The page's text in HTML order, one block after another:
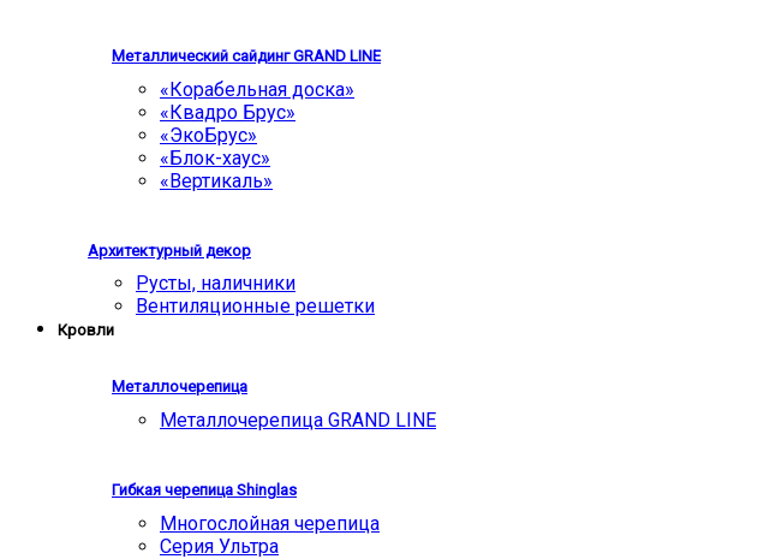
Металлический сайдинг GRAND LINE
«Корабельная доска»
«Квадро Брус»
«ЭкоБрус»
«Блок-хаус»
«Вертикаль»
Архитектурный декор
Русты, наличники
Вентиляционные решетки
Кровли
Металлочерепица
Металлочерепица GRAND LINE
Гибкая черепица Shinglas
Многослойная черепица
Серия Ультра